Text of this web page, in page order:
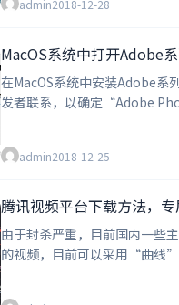
admin2018-12-28
MacOS系统中打开Adobe
在MacOS系统中安装Adobe系
发者联系，以确定“Adobe
admin2018-12-25
腾讯视频平台下载方法，
由于封杀严重，目前国内一些
的视频，目前可以采用“曲线”形式来实现。 今天老孙给大家分享的是如何下载腾讯视频平台中的视频： 1